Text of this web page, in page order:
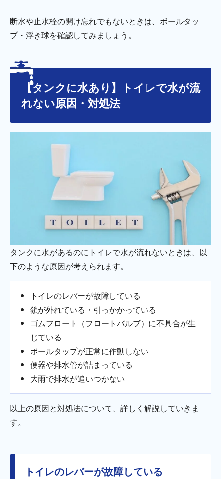
断水や止水栓の開け忘れでもないときは、ボールタッ
プ・浮き球を確認してみましょう。
【タンクに水あり】トイレで水が流
れない原因・対処法
タンクに水があるのにトイレで水が流れないときは、以
下のような原因が考えられます。
トイレのレバーが故障している
鎖が外れている・引っかかっている
ゴムフロート（フロートバルブ）に不具合が生
じている
ボールタップが正常に作動しない
便器や排水管が詰まっている
大雨で排水が追いつかない
以上の原因と対処法について、詳しく解説していきま
す。
トイレのレバーが故障している